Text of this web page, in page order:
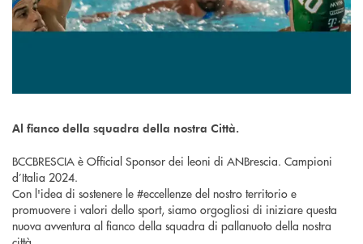
Al fianco della squadra della nostra Città.
BCCBRESCIA è Official Sponsor dei leoni di ANBrescia. Campioni
d’Italia 2024.
Con l'idea di sostenere le #eccellenze del nostro territorio e
promuovere i valori dello sport, siamo orgogliosi di iniziare questa
nuova avventura al fianco della squadra di pallanuoto della nostra